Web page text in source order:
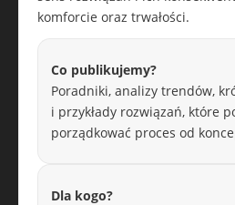
komforcie oraz trwałości.
Co publikujemy?
Poradniki, analizy trendów,
i przykłady rozwiązań, które
porządkować proces od
Dla kogo?